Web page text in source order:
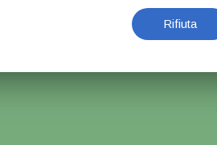
Dal 1 Settembre.
Rifiuta